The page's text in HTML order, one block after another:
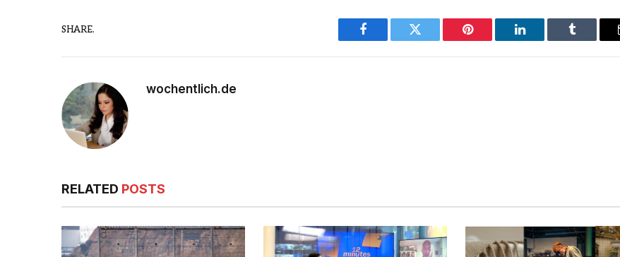
SHARE.
Facebook Twitter Pinterest LinkedIn Tumblr
wochentlich.de
RELATED POSTS